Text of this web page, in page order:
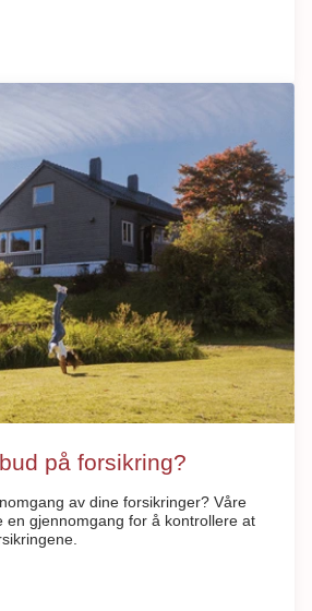
på forsikring?
av dine forsikringer? Våre
en gjennomgang for å kontrollere at